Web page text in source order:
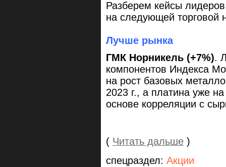
Разберем кейсы
на следующей торговой
Лучше рынка
ГМК Норникель (+7%).
компонентов Индекса
на рост базовых
2023 г., а платина уже
основе корреляции с
( Читать дальше )
спецраздел: Акции